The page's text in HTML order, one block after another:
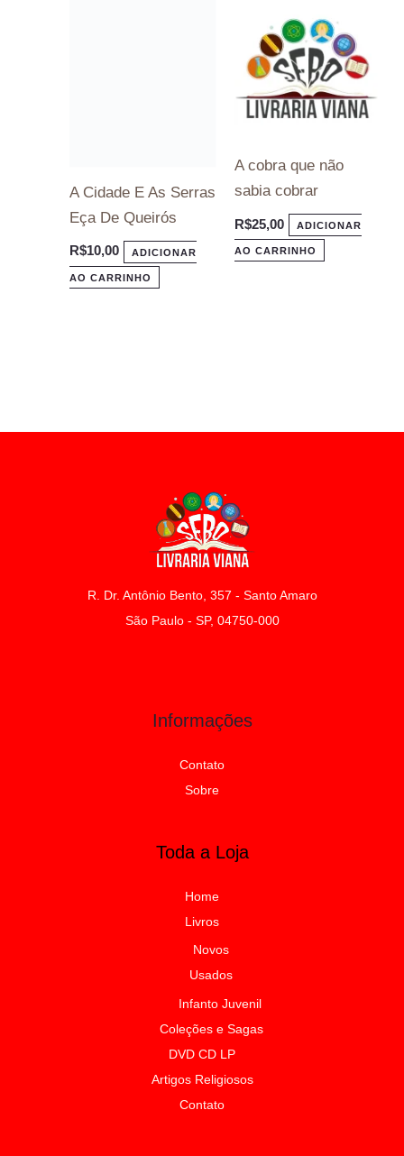
A Cidade E As Serras
Eça De Queirós
R$10,00 ADICIONAR
AO CARRINHO
A cobra que não
sabia cobrar
R$25,00 ADICIONAR
AO CARRINHO
R. Dr. Antônio Bento, 357 - Santo Amaro
São Paulo - SP, 04750-000
Informações
Contato
Sobre
Toda a Loja
Home
Livros
Novos
Usados
Infanto Juvenil
Coleções e Sagas
DVD CD LP
Artigos Religiosos
Contato